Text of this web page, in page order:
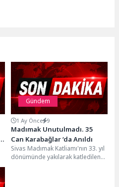
Gündem
1 Ay Önce 9
Madımak Unutulmadı. 35
Can Karabağlar ‘da Anıldı
Sivas Madımak Katliamı'nın 33. yıl
dönümünde yakılarak katledilen